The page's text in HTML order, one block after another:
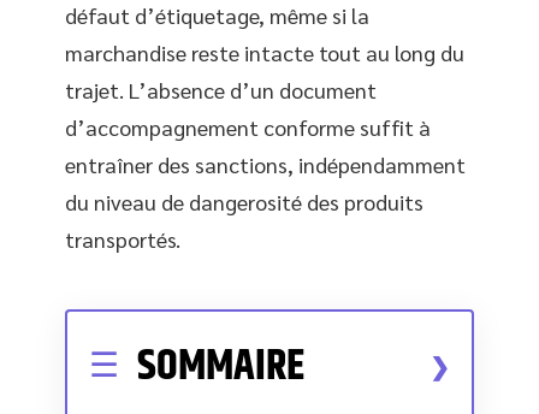
défaut d’étiquetage, même si la
marchandise reste intacte tout au long du
trajet. L’absence d’un document
d’accompagnement conforme suffit à
entraîner des sanctions, indépendamment
du niveau de dangerosité des produits
transportés.
SOMMAIRE